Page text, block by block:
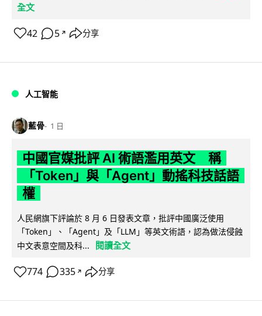
全文
42 5 ↗ 分享
人工智能
藍骨 1 日
中國官媒批評 AI 術語濫用英文 稱
「Token」與「Agent」動搖科技話語
權
人民網旗下評論於 8 月 6 日發表文章，批評中國廣泛使用
「Token」、「Agent」及「LLM」等英文術語，認為做法侵蝕
中文表意空間及科...
閱讀全文
774 335 ↗ 分享